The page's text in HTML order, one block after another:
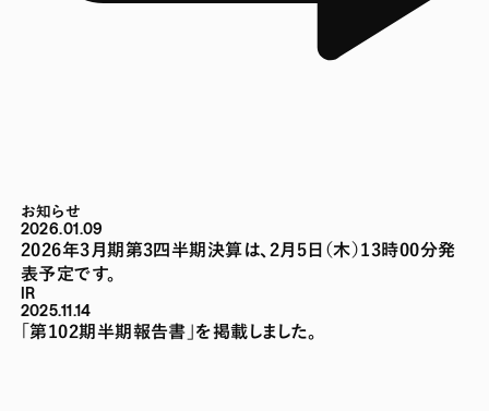
お知らせ
2026.01.09
2026年3月期第3四半期決算は、2月5日（木）13時00分発
表予定です。
IR
2025.11.14
「第102期半期報告書」を掲載しました。